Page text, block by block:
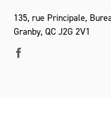
135, rue Principale,
Granby, QC J2G 2V1